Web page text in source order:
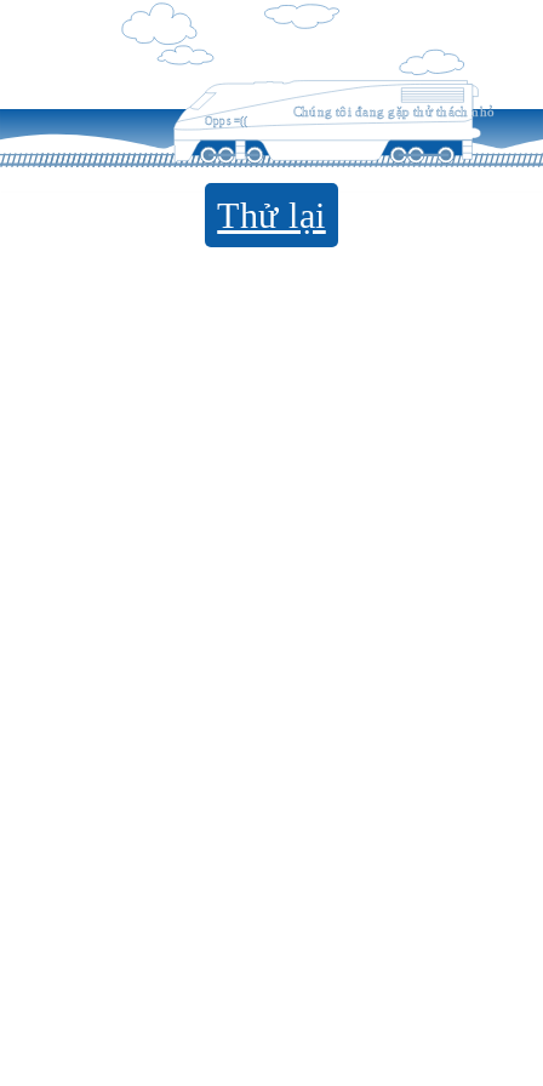
Opps =((
Chúng tôi đang gặp thử thách nhỏ
Thử lại